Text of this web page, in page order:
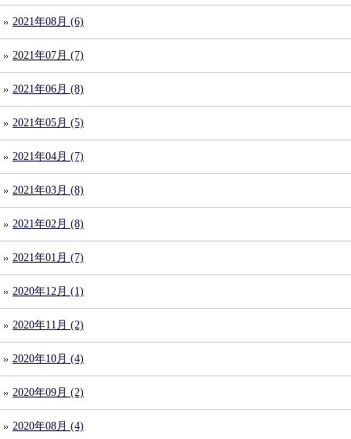
2021年08月 (6)
2021年07月 (7)
2021年06月 (8)
2021年05月 (5)
2021年04月 (7)
2021年03月 (8)
2021年02月 (8)
2021年01月 (7)
2020年12月 (1)
2020年11月 (2)
2020年10月 (4)
2020年09月 (2)
2020年08月 (4)